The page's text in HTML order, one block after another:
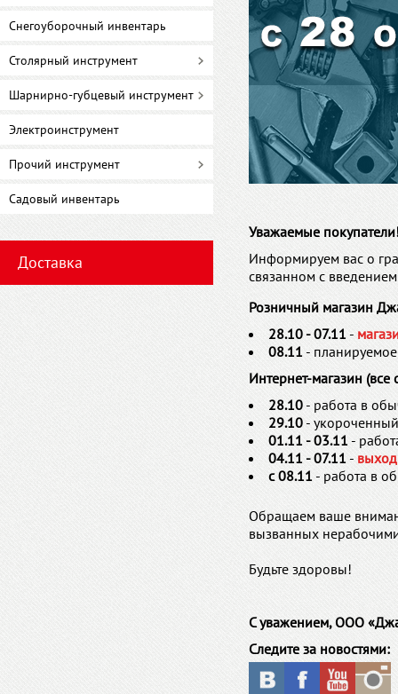
Снегоуборочный инвентарь
Столярный инструмент
Шарнирно-губцевый инструмент
Электроинструмент
Прочий инструмент
Садовый инвентарь
Доставка
Уважаемые
Информируем вас о
связанном с
Розничный магазин
28.10 - 07.11 -
08.11 -
Интернет-магазин
28.10 - работа в
29.10 -
01.11 - 03.11-
04.11 - 07.11-
c 08.11- работа в
Обращаем ваше
вызванных
Будьте здоровы!
С уважением, ООО
Следите за новостями: